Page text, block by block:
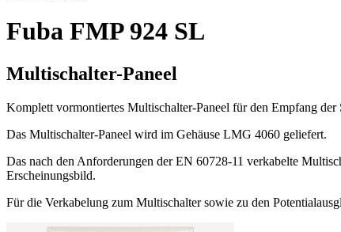
Fuba FMP 924 SL
Multischalter-Paneel
Komplett vormontiertes Multischalter-Paneel für den Empfang
Das Multischalter-Paneel wird im Gehäuse LMG 4060 geliefert.
Das nach den Anforderungen der EN 60728-11 verkabelte
Erscheinungsbild.
Für die Verkabelung zum Multischalter sowie zu den